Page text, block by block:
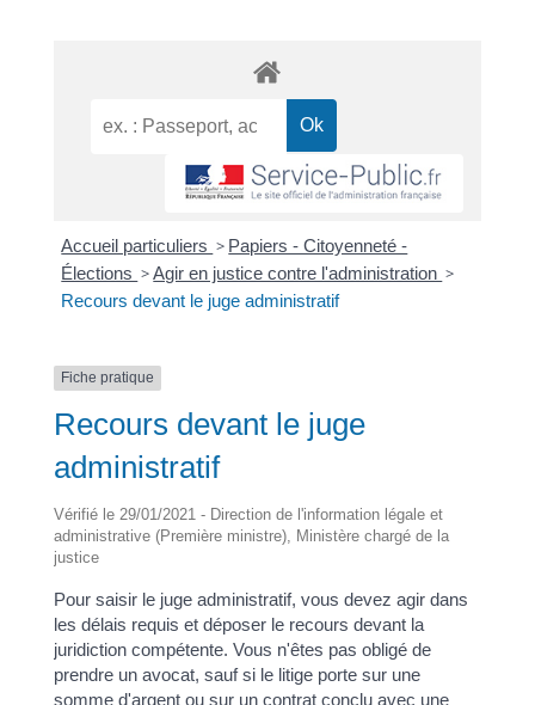
Accueil particuliers > Papiers - Citoyenneté -
Élections >Agir en justice contre l'administration >
Recours devant le juge administratif
Fiche pratique
Recours devant le juge
administratif
Vérifié le 29/01/2021 - Direction de l'information légale et
administrative (Première ministre), Ministère chargé de la
justice
Pour saisir le juge administratif, vous devez agir dans
les délais requis et déposer le recours devant la
juridiction compétente. Vous n'êtes pas obligé de
prendre un avocat, sauf si le litige porte sur une
somme d'argent ou sur un contrat conclu avec une